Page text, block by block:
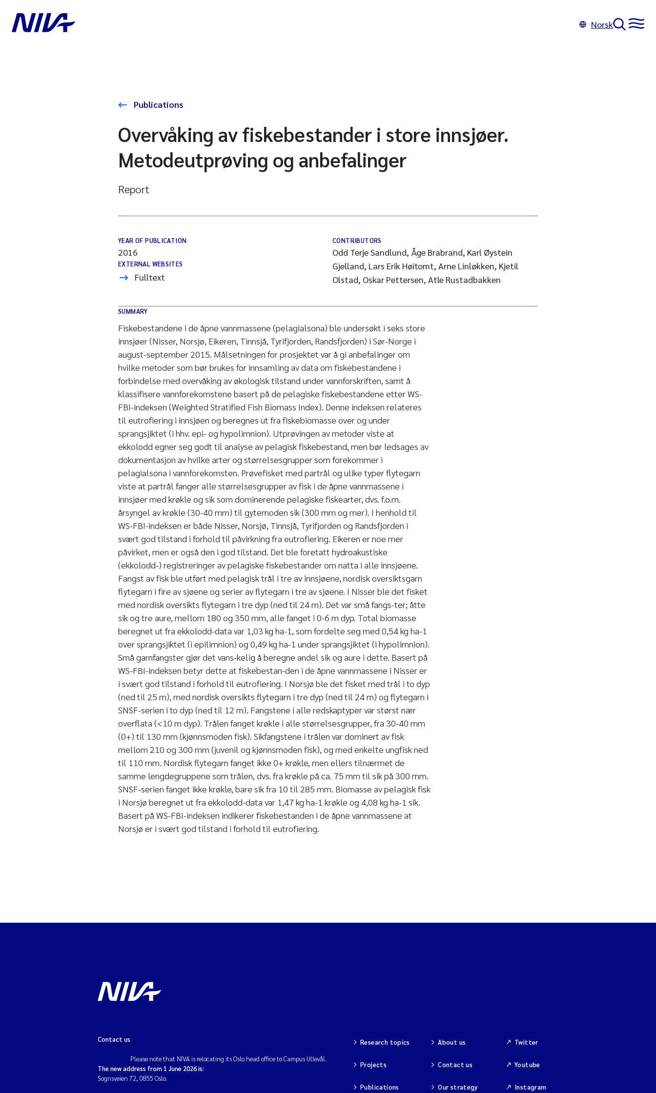
Norsk
Publications
Overvåking av fiskebestander i store innsjøer.
Metodeutprøving og anbefalinger
Report
YEAR OF PUBLICATION
2016
EXTERNAL WEBSITES
Fulltext
CONTRIBUTORS
Odd Terje Sandlund, Åge Brabrand, Karl Øystein
Gjelland, Lars Erik Høitomt, Arne Linløkken, Kjetil
Olstad, Oskar Pettersen, Atle Rustadbakken
SUMMARY
Fiskebestandene i de åpne vannmassene (pelagialsona) ble undersøkt i seks store
innsjøer (Nisser, Norsjø, Eikeren, Tinnsjå, Tyrifjorden, Randsfjorden) i Sør-Norge i
august-september 2015. Målsetningen for prosjektet var å gi anbefalinger om
hvilke metoder som bør brukes for innsamling av data om fiskebestandene i
forbindelse med overvåking av økologisk tilstand under vannforskriften, samt å
klassifisere vannforekomstene basert på de pelagiske fiskebestandene etter WS-
FBI-indeksen (Weighted Stratified Fish Biomass Index). Denne indeksen relateres
til eutrofiering i innsjøen og beregnes ut fra fiskebiomasse over og under
sprangsjiktet (i hhv. epi- og hypolimnion). Utprøvingen av metoder viste at
ekkolodd egner seg godt til analyse av pelagisk fiskebestand, men bør ledsages av
dokumentasjon av hvilke arter og størrelsesgrupper som forekommer i
pelagialsona i vannforekomsten. Prøvefisket med partrål og ulike typer flytegarn
viste at partrål fanger alle størrelsesgrupper av fisk i de åpne vannmassene i
innsjøer med krøkle og sik som dominerende pelagiske fiskearter, dvs. f.o.m.
årsyngel av krøkle (30-40 mm) til gytemoden sik (300 mm og mer). I henhold til
WS-FBI-indeksen er både Nisser, Norsjø, Tinnsjå, Tyrifjorden og Randsfjorden i
svært god tilstand i forhold til påvirkning fra eutrofiering. Eikeren er noe mer
påvirket, men er også den i god tilstand. Det ble foretatt hydroakustiske
(ekkolodd-) registreringer av pelagiske fiskebestander om natta i alle innsjøene.
Fangst av fisk ble utført med pelagisk trål i tre av innsjøene, nordisk oversiktsgarn
flytegarn i fire av sjøene og serier av flytegarn i tre av sjøene. I Nisser ble det fisket
med nordisk oversikts flytegarn i tre dyp (ned til 24 m). Det var små fangs-ter; åtte
sik og tre aure, mellom 180 og 350 mm, alle fanget i 0-6 m dyp. Total biomasse
beregnet ut fra ekkolodd-data var 1,03 kg ha-1, som fordelte seg med 0,54 kg ha-1
over sprangsjiktet (i epilimnion) og 0,49 kg ha-1 under sprangsjiktet (i hypolimnion).
Små garnfangster gjør det vans-kelig å beregne andel sik og aure i dette. Basert på
WS-FBI-indeksen betyr dette at fiskebestan-den i de åpne vannmassene i Nisser er
i svært god tilstand i forhold til eutrofiering. I Norsjø ble det fisket med trål i to dyp
(ned til 25 m), med nordisk oversikts flytegarn i tre dyp (ned til 24 m) og flytegarn i
SNSF-serien i to dyp (ned til 12 m). Fangstene i alle redskaptyper var størst nær
overflata (<10 m dyp). Trålen fanget krøkle i alle størrelsesgrupper, fra 30-40 mm
(0+) til 130 mm (kjønnsmoden fisk). Sikfangstene i trålen var dominert av fisk
mellom 210 og 300 mm (juvenil og kjønnsmoden fisk), og med enkelte ungfisk ned
til 110 mm. Nordisk flytegarn fanget ikke 0+ krøkle, men ellers tilnærmet de
samme lengdegruppene som trålen, dvs. fra krøkle på ca. 75 mm til sik på 300 mm.
SNSF-serien fanget ikke krøkle, bare sik fra 10 til 285 mm. Biomasse av pelagisk fisk
i Norsjø beregnet ut fra ekkolodd-data var 1,47 kg ha-1 krøkle og 4,08 kg ha-1 sik.
Basert på WS-FBI-indeksen indikerer fiskebestanden i de åpne vannmassene at
Norsjø er i svært god tilstand i forhold til eutrofiering.
Contact us
Please note that NIVA is relocating its Oslo head office to Campus Ullevål.
The new address from 1 June 2026 is:
Sognsveien 72, 0855 Oslo.
Research topics
Projects
Publications
About us
Contact us
Our strategy
Twitter
Youtube
Instagram